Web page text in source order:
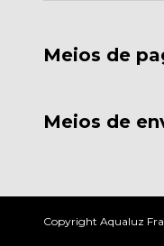
Meios de
Meios de
Copyright Aqualuz